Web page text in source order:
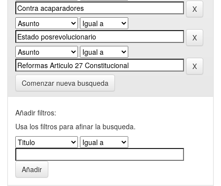
Comenzar nueva busqueda
Añadir filtros:
Usa los filtros para afinar la busqueda.